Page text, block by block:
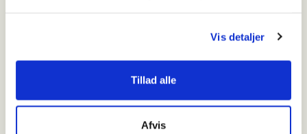
Vis detaljer
Tillad alle
Afvis
Hvornår